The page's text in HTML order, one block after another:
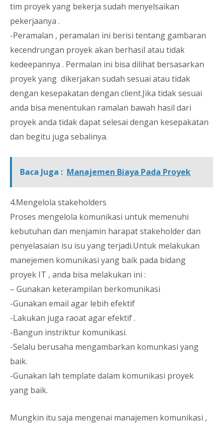
tim proyek yang bekerja sudah menyelsaikan
pekerjaanya .
-Peramalan , peramalan ini berisi tentang gambaran
kecendrungan proyek akan berhasil atau tidak
kedeepannya . Permalan ini bisa dilihat bersasarkan
proyek yang dikerjakan sudah sesuai atau tidak
dengan kesepakatan dengan client.Jika tidak sesuai
anda bisa menentukan ramalan bawah hasil dari
proyek anda tidak dapat selesai dengan kesepakatan
dan begitu juga sebalinya.
Baca Juga : Manajemen Biaya Pada Proyek
4.Mengelola stakeholders
Proses mengelola komunikasi untuk memenuhi
kebutuhan dan menjamin harapat stakeholder dan
penyelasaian isu isu yang terjadi.Untuk melakukan
manejemen komunikasi yang baik pada bidang
proyek IT , anda bisa melakukan ini :
– Gunakan keterampilan berkomunikasi
-Gunakan email agar lebih efektif
-Lakukan juga raoat agar efektif .
-Bangun instriktur komunikasi.
-Selalu berusaha mengambarkan komunkasi yang
baik.
-Gunakan lah template dalam komunikasi proyek
yang baik.
Mungkin itu saja mengenai manajemen komunikasi ,